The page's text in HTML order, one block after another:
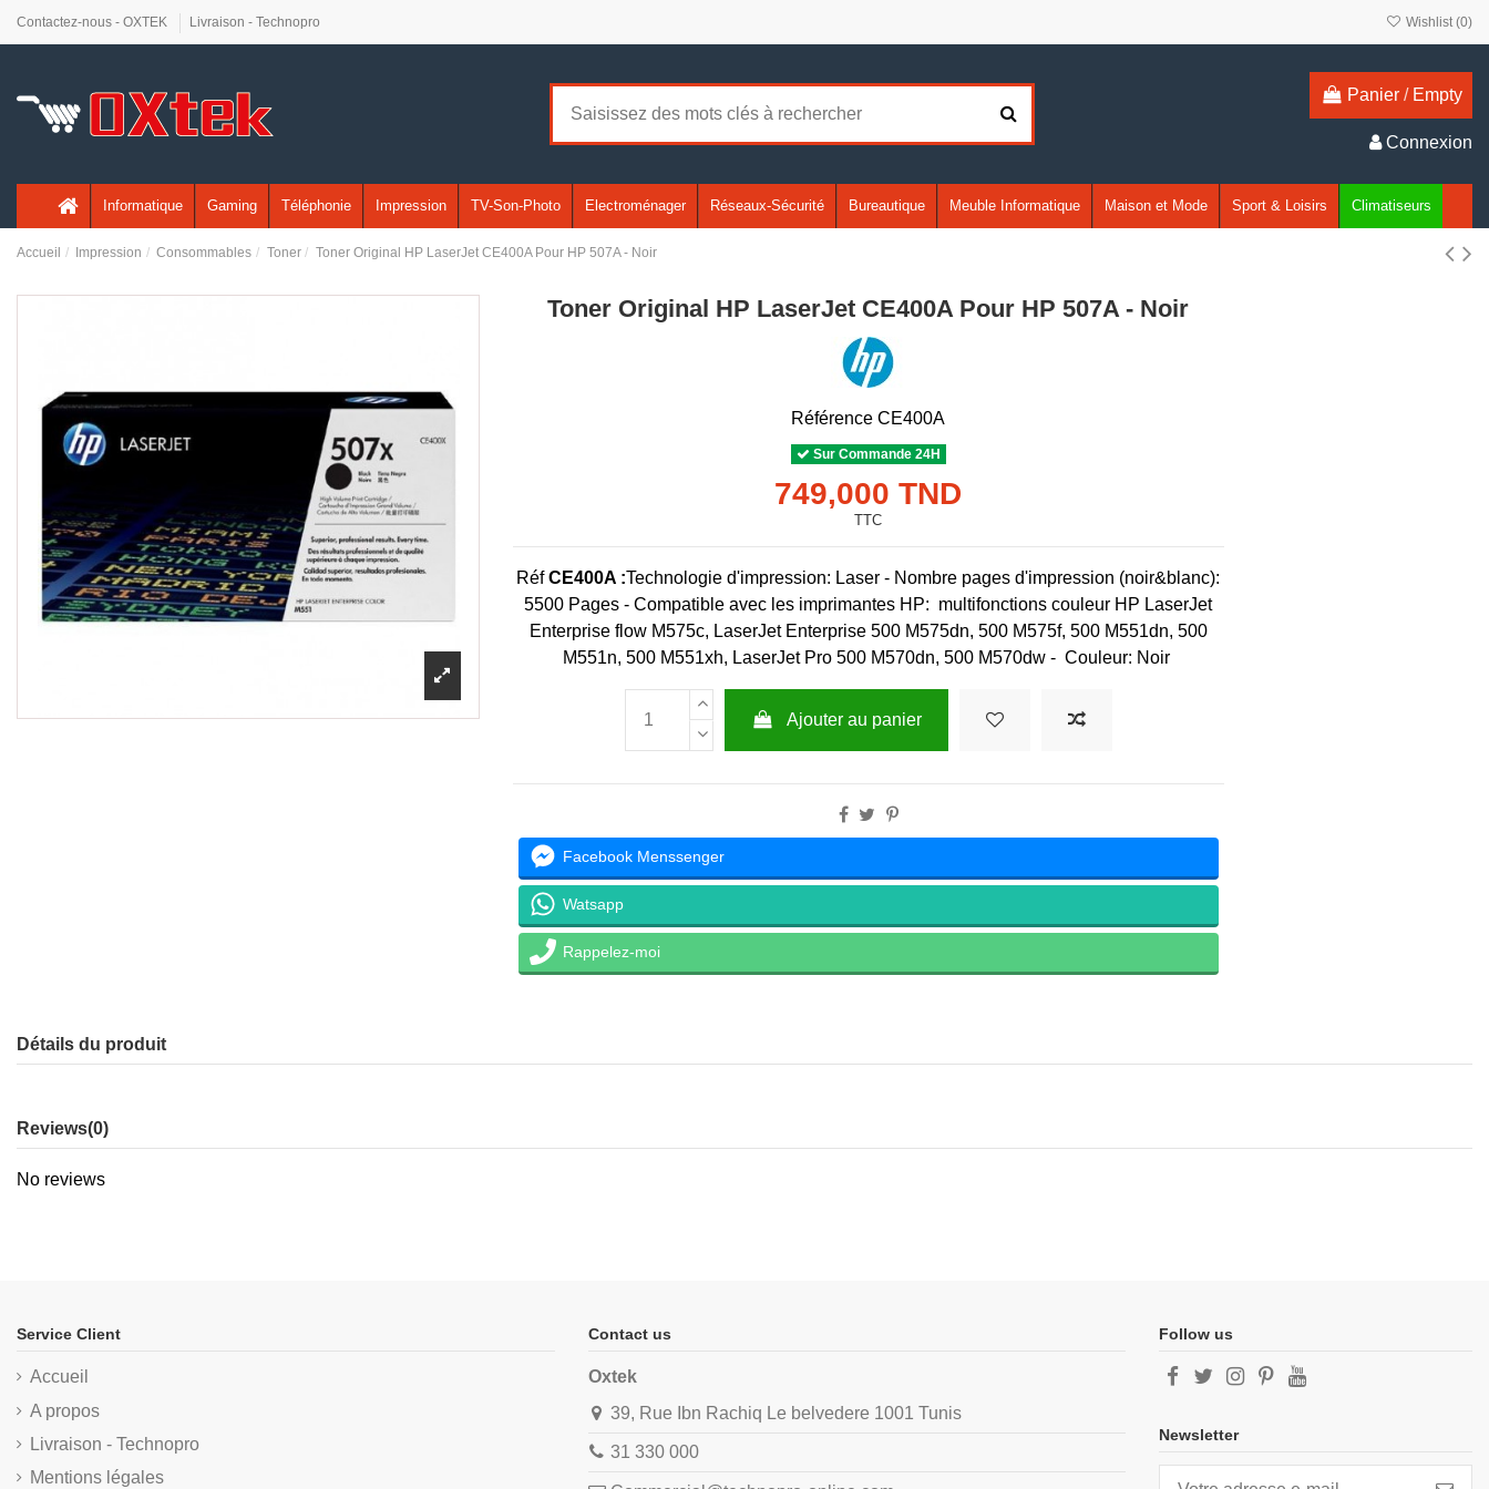
Contactez-nous - OXTEK Livraison - Technopro Wishlist (0)
Panier / Empty
Connexion
Informatique Gaming Téléphonie Impression TV-Son-Photo Electroménager Réseaux-Sécurité Bureautique Meuble Informatique Maison et Mode Sport & Loisirs Climatiseurs
Accueil Impression Consommables Toner Toner Original HP LaserJet CE400A Pour HP 507A - Noir
Toner Original HP LaserJet CE400A Pour HP 507A - Noir
Référence CE400A
Sur Commande 24H
749,000 TND
TTC
RéfCE400A :Technologie d'impression: Laser - Nombre pages d'impression (noir&blanc):
5500 Pages - Compatible avec les imprimantes HP: multifonctions couleur HP LaserJet
Enterprise flow M575c, LaserJet Enterprise 500 M575dn, 500 M575f, 500 M551dn, 500
M551n, 500 M551xh, LaserJet Pro 500 M570dn, 500 M570dw - Couleur: Noir
Ajouter au panier
Facebook Menssenger
Watsapp
Rappelez-moi
Détails du produit
Reviews(0)
No reviews
Service Client
Accueil
A propos
Livraison - Technopro
Mentions légales
Contact us
Oxtek
39, Rue Ibn Rachiq Le belvedere 1001 Tunis
31 330 000
Follow us
Newsletter